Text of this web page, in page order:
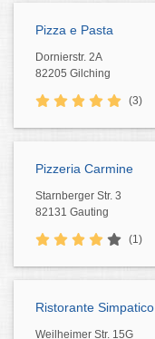
Pizza e Pasta
Dornierstr. 2A
82205 Gilching
(3)
Pizzeria Carmine
Starnberger Str. 3
82131 Gauting
(1)
Ristorante Simpatico
Weilheimer Str. 15G